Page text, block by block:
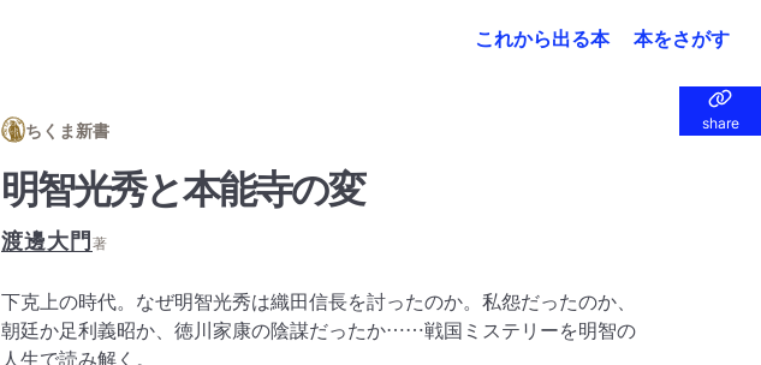
これから出る本 本をさがす
share
share
ちくま新書
明智光秀と本能寺の変
渡邊大門著
下克上の時代。なぜ明智光秀は織田信長を討ったのか。私怨だったのか、
朝廷か足利義昭か、徳川家康の陰謀だったか……戦国ミステリーを明智の
人生で読み解く。